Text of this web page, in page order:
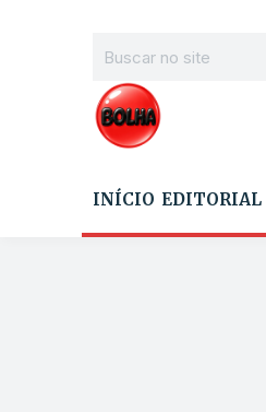
INÍCIO EDITORIAL